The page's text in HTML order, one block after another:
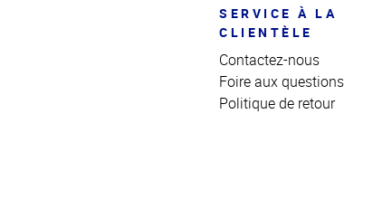
SERVICE À LA
CLIENTÈLE
Contactez-nous
Foire aux questions
Politique de retour